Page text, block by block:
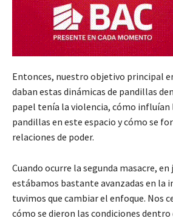
Entonces, nuestro objetivo principal
daban estas dinámicas de pandillas
papel tenía la violencia, cómo influían
pandillas en este espacio y cómo se
relaciones de poder.
Cuando ocurre la segunda masacre, en
estábamos bastante avanzadas en la
tuvimos que cambiar el enfoque. Nos
cómo se dieron las condiciones dentro